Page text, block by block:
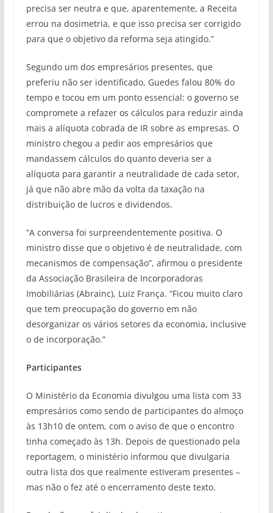
precisa ser neutra e que, aparentemente, a Receita
errou na dosimetria, e que isso precisa ser corrigido
para que o objetivo da reforma seja atingido.”
Segundo um dos empresários presentes, que
preferiu não ser identificado, Guedes falou 80% do
tempo e tocou em um ponto essencial: o governo se
compromete a refazer os cálculos para reduzir ainda
mais a alíquota cobrada de IR sobre as empresas. O
ministro chegou a pedir aos empresários que
mandassem cálculos do quanto deveria ser a
alíquota para garantir a neutralidade de cada setor,
já que não abre mão da volta da taxação na
distribuição de lucros e dividendos.
“A conversa foi surpreendentemente positiva. O
ministro disse que o objetivo é de neutralidade, com
mecanismos de compensação”, afirmou o presidente
da Associação Brasileira de Incorporadoras
Imobiliárias (Abrainc), Luiz França. “Ficou muito claro
que tem preocupação do governo em não
desorganizar os vários setores da economia, inclusive
o de incorporação.”
Participantes
O Ministério da Economia divulgou uma lista com 33
empresários como sendo de participantes do almoço
às 13h10 de ontem, com o aviso de que o encontro
tinha começado às 13h. Depois de questionado pela
reportagem, o ministério informou que divulgaria
outra lista dos que realmente estiveram presentes –
mas não o fez até o encerramento deste texto.